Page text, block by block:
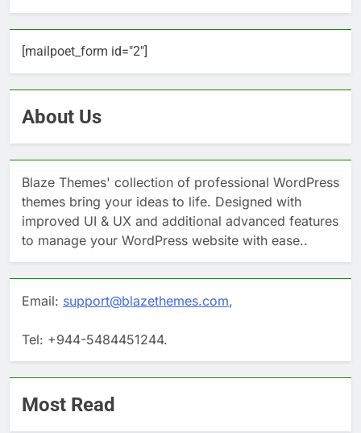
[mailpoet_form id="2"]
About Us
Blaze Themes' collection of professional WordPress
themes bring your ideas to life. Designed with
improved UI & UX and additional advanced features
to manage your WordPress website with ease..
Email: support@blazethemes.com,
Tel: +944-5484451244.
Most Read